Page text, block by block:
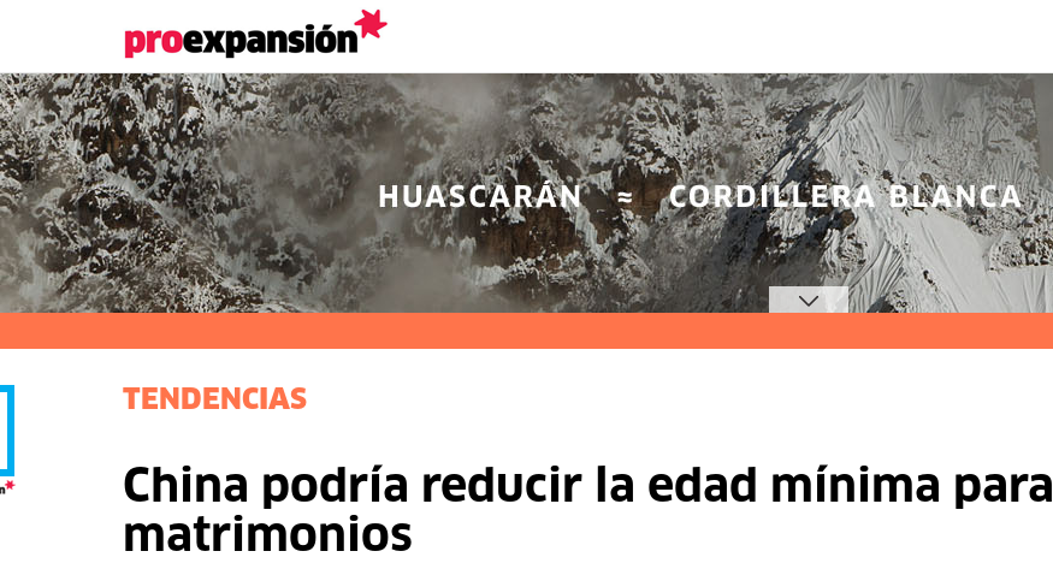
TENDENCIAS
China podría reducir la edad mínima para
matrimonios